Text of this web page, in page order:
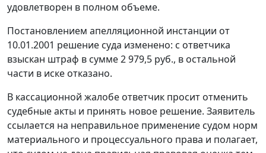
удовлетворен в полном объеме.
Постановлением апелляционной инстанции от
10.01.2001 решение суда изменено: с ответчика
взыскан штраф в сумме 2 979,5 руб., в остальной
части в иске отказано.
В кассационной жалобе ответчик просит отменить
судебные акты и принять новое решение. Заявитель
ссылается на неправильное применение судом норм
материального и процессуального права и полагает,